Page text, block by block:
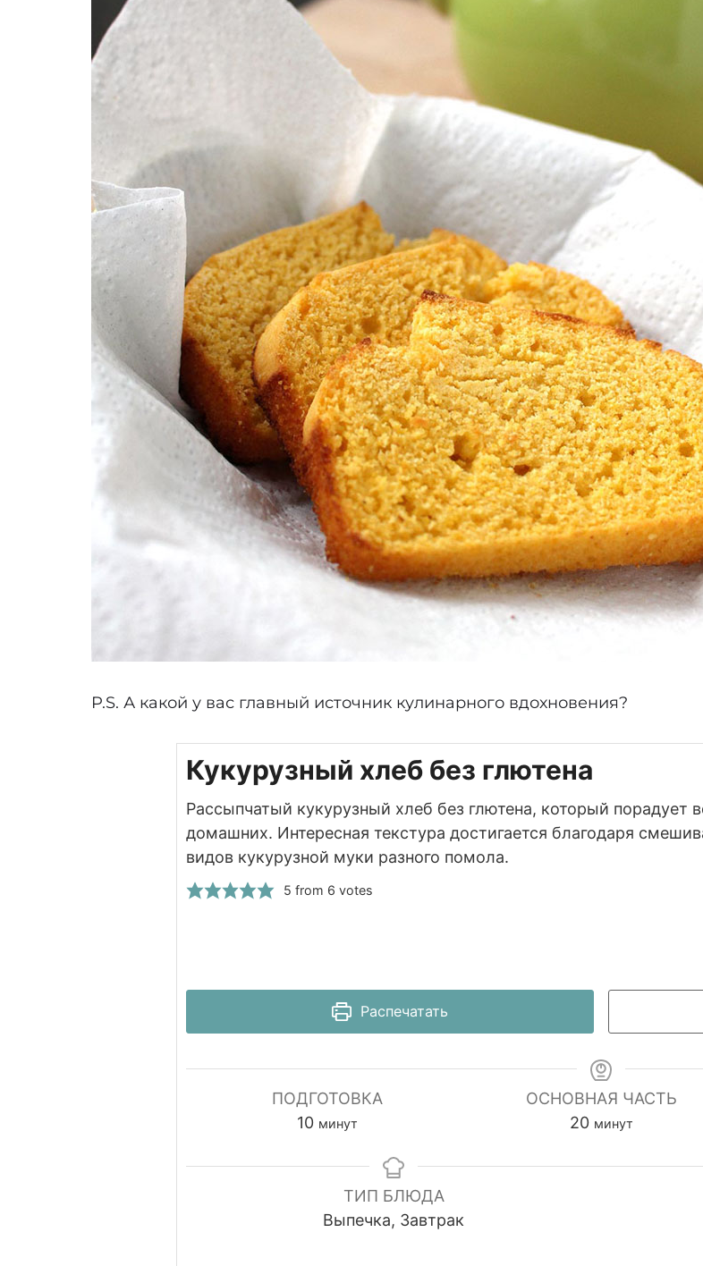
P.S. А какой у вас главный источник кулинарного вдохновения?
Кукурузный хлеб без глютена
Рассыпчатый кукурузный хлеб без глютена, который порадует
домашних. Интересная текстура достигается благодаря
видов кукурузной муки разного помола.
5 from 6 votes
Распечатать
ПОДГОТОВКА
10минуты
минут
ОСНОВНАЯ ЧАСТЬ
20минуты
минут
ТИП БЛЮДА
Выпечка, Завтрак